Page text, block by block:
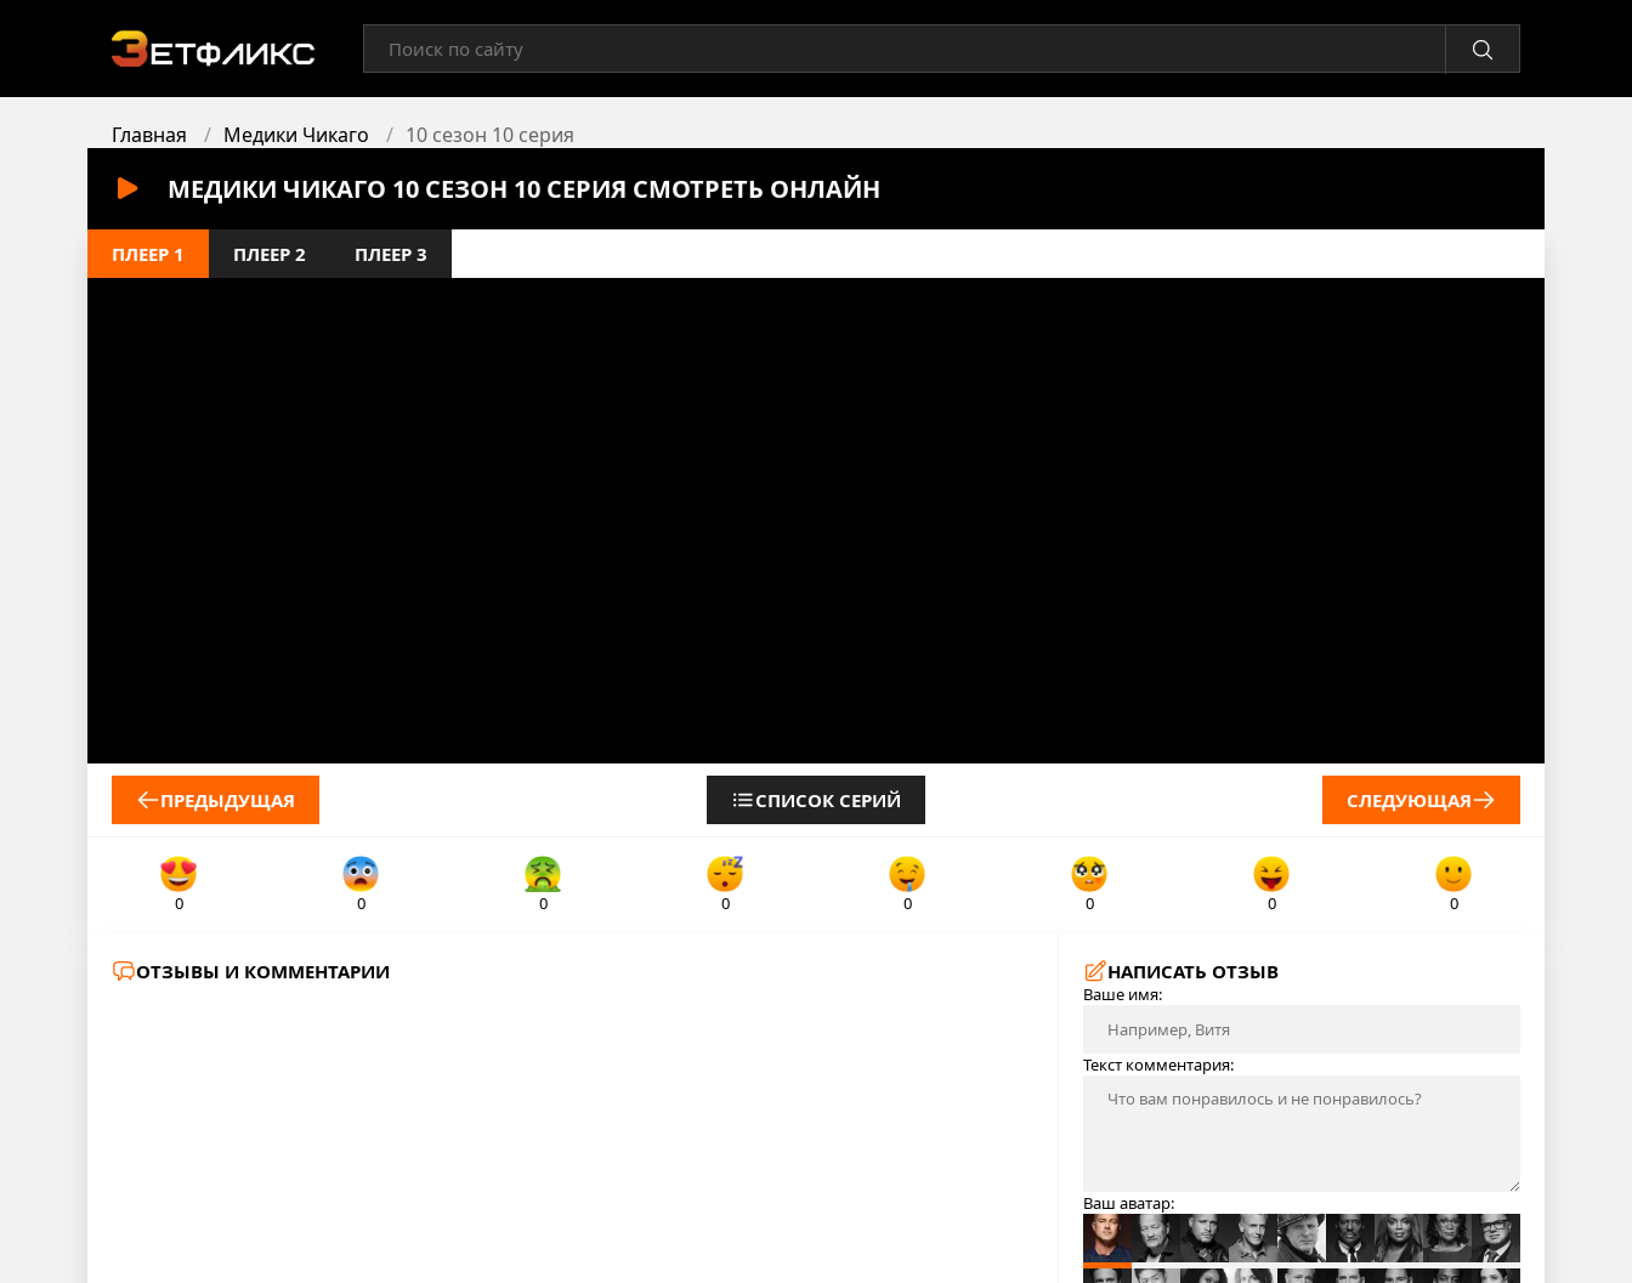
Главная Медики Чикаго 10 сезон 10 серия
МЕДИКИ ЧИКАГО 10 СЕЗОН 10 СЕРИЯ СМОТРЕТЬ ОНЛАЙН
ПЛЕЕР 1 ПЛЕЕР 2 ПЛЕЕР 3
ПРЕДЫДУЩАЯ СПИСОК СЕРИЙ СЛЕДУЮЩАЯ
0 0 0 0 0 0 0 0
ОТЗЫВЫ И КОММЕНТАРИИ НАПИСАТЬ ОТЗЫВ
Ваше имя:
Текст комментария:
Ваш аватар: